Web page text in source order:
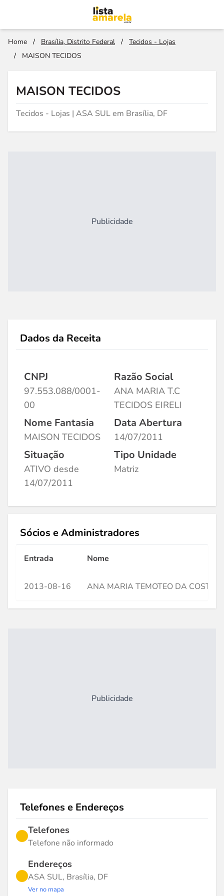
Home / Brasília, Distrito Federal /
Tecidos - Lojas
/
MAISON TECIDOS
MAISON TECIDOS
Tecidos - Lojas | ASA SUL em Brasília, DF
Publicidade
Dados da Receita
CNPJ
97.553.088/0001-
00
Razão Social
ANA MARIA T.C
TECIDOS EIRELI
Nome Fantasia
MAISON TECIDOS
Data Abertura
14/07/2011
Situação
ATIVO desde
14/07/2011
Tipo Unidade
Matriz
Sócios e Administradores
Entrada Nome
2013-08-16 ANA MARIA TEMOTEO DA COSTA
Publicidade
Telefones e Endereços
Telefones
Telefone não informado
Endereços
ASA SUL, Brasília, DF
Ver no mapa